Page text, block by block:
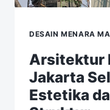
DESAIN MENARA
Arsitektur
Jakarta
Estetika